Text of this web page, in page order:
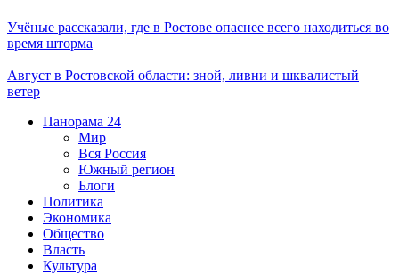
Учёные рассказали, где в Ростове опаснее всего находиться во
время шторма
Август в Ростовской области: зной, ливни и шквалистый
ветер
Панорама 24
Мир
Вся Россия
Южный регион
Блоги
Политика
Экономика
Общество
Власть
Культура